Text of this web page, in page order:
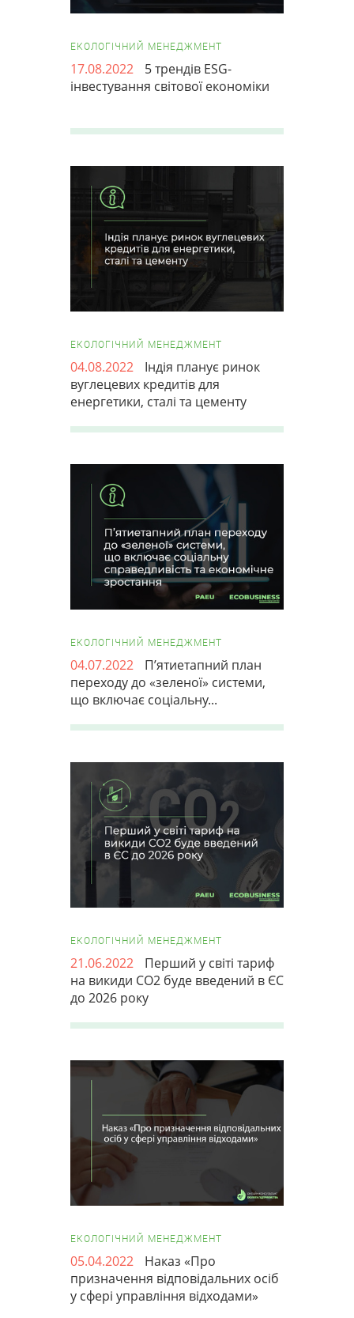
ЕКОЛОГІЧНИЙ МЕНЕДЖМЕНТ
17.08.2022
5 трендів ESG-
інвестування світової економіки
ЕКОЛОГІЧНИЙ МЕНЕДЖМЕНТ
04.08.2022
Індія планує ринок
вуглецевих кредитів для
енергетики, сталі та цементу
ЕКОЛОГІЧНИЙ МЕНЕДЖМЕНТ
04.07.2022
П’ятиетапний план
переходу до «зеленої» системи,
що включає соціальну...
ЕКОЛОГІЧНИЙ МЕНЕДЖМЕНТ
21.06.2022
Перший у світі тариф
на викиди CO2 буде введений в ЄС
до 2026 року
ЕКОЛОГІЧНИЙ МЕНЕДЖМЕНТ
05.04.2022
Наказ «Про
призначення відповідальних осіб
у сфері управління відходами»